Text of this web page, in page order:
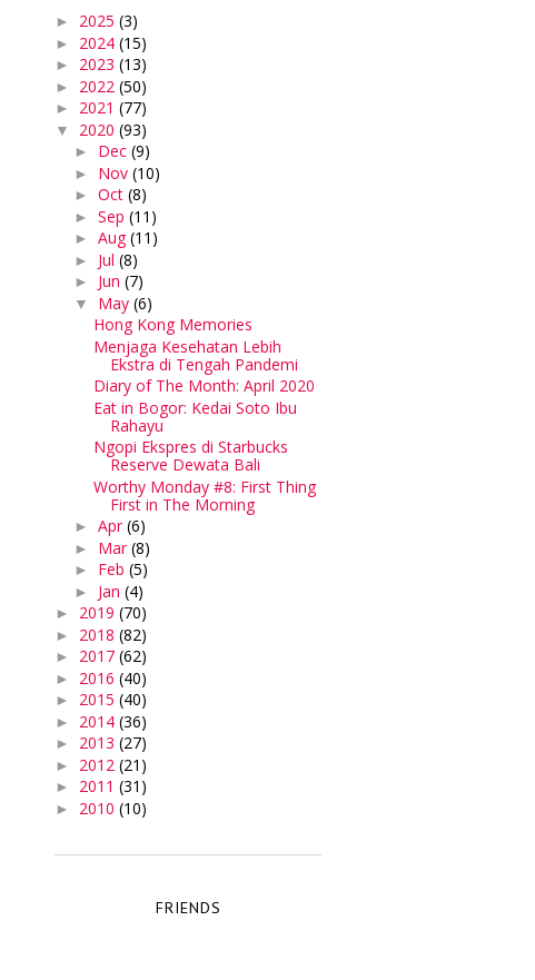
► 2025 (3)
► 2024 (15)
► 2023 (13)
► 2022 (50)
► 2021 (77)
▼ 2020 (93)
► Dec (9)
► Nov (10)
► Oct (8)
► Sep (11)
► Aug(11)
► Jul (8)
► Jun (7)
▼ May (6)
Hong Kong Memories
Menjaga Kesehatan Lebih
Ekstra di Tengah Pandemi
Diary of The Month: April 2020
Eat in Bogor: Kedai Soto Ibu
Rahayu
Ngopi Ekspres di Starbucks
Reserve Dewata Bali
Worthy Monday #8: First Thing
First in The Morning
► Apr(6)
► Mar(8)
► Feb (5)
► Jan (4)
► 2019 (70)
► 2018 (82)
► 2017 (62)
► 2016 (40)
► 2015 (40)
► 2014 (36)
► 2013 (27)
► 2012 (21)
► 2011 (31)
► 2010 (10)
FRIENDS